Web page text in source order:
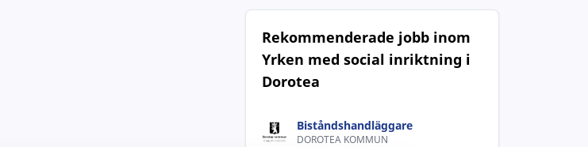
Rekommenderade jobb inom
Yrken med social inriktning i
Dorotea
Biståndshandläggare
DOROTEA KOMMUN